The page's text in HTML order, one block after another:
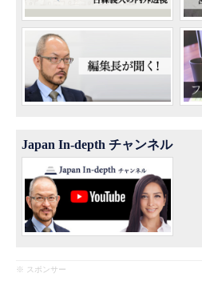
Japan In-depth チャンネル
※ スポンサー